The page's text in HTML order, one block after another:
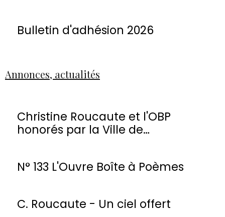
Bulletin d'adhésion 2026
Annonces, actualités
Christine Roucaute et l'OBP
honorés par la Ville de
N° 133 L'Ouvre Boîte à Poèmes
C. Roucaute - Un ciel offert